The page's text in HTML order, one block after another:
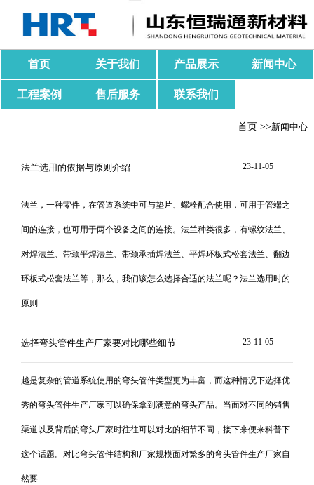
首页 关于我们 产品展示 新闻中心
工程案例 售后服务 联系我们
首页 >>新闻中心
23-11-05
法兰选用的依据与原则介绍
法兰，一种零件，在管道系统中可与垫片、螺栓配合使用，可用于管端之
间的连接，也可用于两个设备之间的连接。法兰种类很多，有螺纹法兰、
对焊法兰、带颈平焊法兰、带颈承插焊法兰、平焊环板式松套法兰、翻边
环板式松套法兰等，那么，我们该怎么选择合适的法兰呢？法兰选用时的
原则
23-11-05
选择弯头管件生产厂家要对比哪些细节
越是复杂的管道系统使用的弯头管件类型更为丰富，而这种情况下选择优
秀的弯头管件生产厂家可以确保拿到满意的弯头产品。当面对不同的销售
渠道以及背后的弯头厂家时往往可以对比的细节不同，接下来便来科普下
这个话题。对比弯头管件结构和厂家规模面对繁多的弯头管件生产厂家自
然要